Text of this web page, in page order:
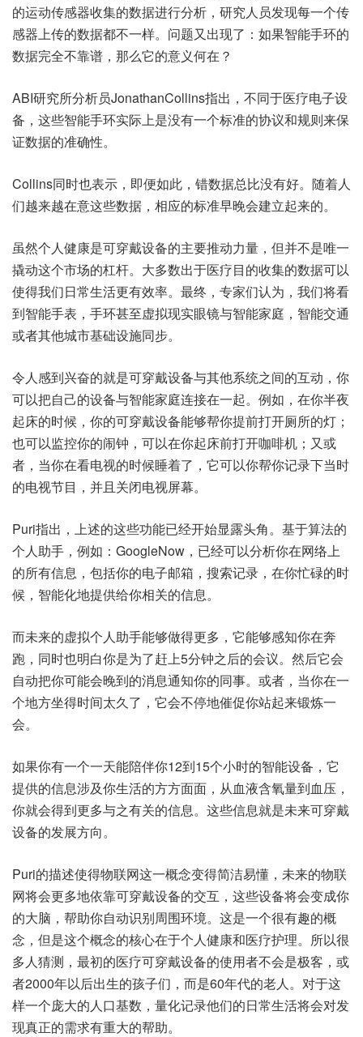
的运动传感器收集的数据进行分析，研究人员发现每一个传
感器上传的数据都不一样。问题又出现了：如果智能手环的
数据完全不靠谱，那么它的意义何在？
ABI研究所分析员JonathanCollins指出，不同于医疗电子设
备，这些智能手环实际上是没有一个标准的协议和规则来保
证数据的准确性。
Collins同时也表示，即便如此，错数据总比没有好。随着人
们越来越在意这些数据，相应的标准早晚会建立起来的。
虽然个人健康是可穿戴设备的主要推动力量，但并不是唯一
撬动这个市场的杠杆。大多数出于医疗目的收集的数据可以
使得我们日常生活更有效率。最终，专家们认为，我们将看
到智能手表，手环甚至虚拟现实眼镜与智能家庭，智能交通
或者其他城市基础设施同步。
令人感到兴奋的就是可穿戴设备与其他系统之间的互动，你
可以把自己的设备与智能家庭连接在一起。例如，在你半夜
起床的时候，你的可穿戴设备能够帮你提前打开厕所的灯；
也可以监控你的闹钟，可以在你起床前打开咖啡机；又或
者，当你在看电视的时候睡着了，它可以你帮你记录下当时
的电视节目，并且关闭电视屏幕。
Puri指出，上述的这些功能已经开始显露头角。基于算法的
个人助手，例如：GoogleNow，已经可以分析你在网络上
的所有信息，包括你的电子邮箱，搜索记录，在你忙碌的时
候，智能化地提供给你相关的信息。
而未来的虚拟个人助手能够做得更多，它能够感知你在奔
跑，同时也明白你是为了赶上5分钟之后的会议。然后它会
自动把你可能会晚到的消息通知你的同事。或者，当你在一
个地方坐得时间太久了，它会不停地催促你站起来锻炼一
会。
如果你有一个一天能陪伴你12到15个小时的智能设备，它
提供的信息涉及你生活的方方面面，从血液含氧量到血压，
你就会得到更多与之有关的信息。这些信息就是未来可穿戴
设备的发展方向。
Puri的描述使得物联网这一概念变得简洁易懂，未来的物联
网将会更多地依靠可穿戴设备的交互，这些设备将会变成你
的大脑，帮助你自动识别周围环境。这是一个很有趣的概
念，但是这个概念的核心在于个人健康和医疗护理。所以很
多人猜测，最初的医疗可穿戴设备的使用者不会是极客，或
者2000年以后出生的孩子们，而是60年代的老人。对于这
样一个庞大的人口基数，量化记录他们的日常生活将会对发
现真正的需求有重大的帮助。